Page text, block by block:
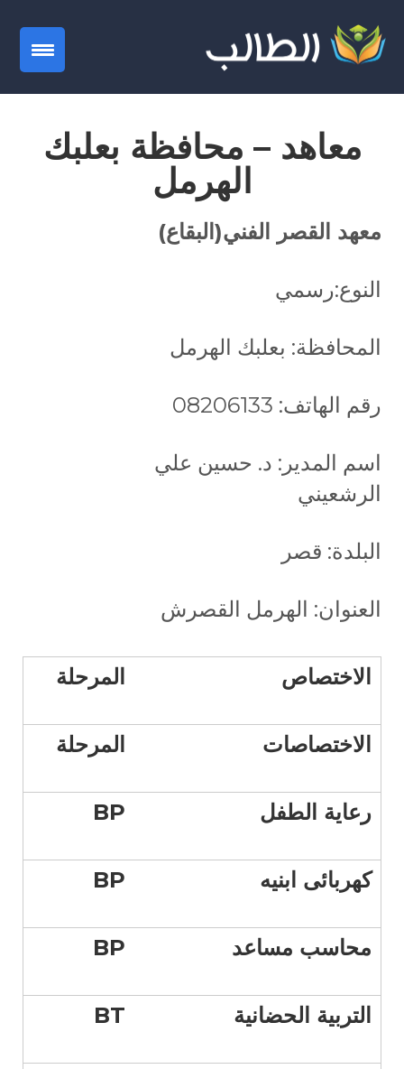
معاهد – محافظة بعلبك
الهرمل
معهد القصر الفني(البقاع)
النوع:رسمي
المحافظة: بعلبك الهرمل
رقم الهاتف: 08206133
اسم المدير: د. حسين علي
الرشعيني
البلدة: قصر
العنوان: الهرمل القصرش
المرحلة الاختصاص
المرحلة الاختصاصات
BP رعاية الطفل
BP كهربائى ابنيه
BP محاسب مساعد
BT التربية الحضانية